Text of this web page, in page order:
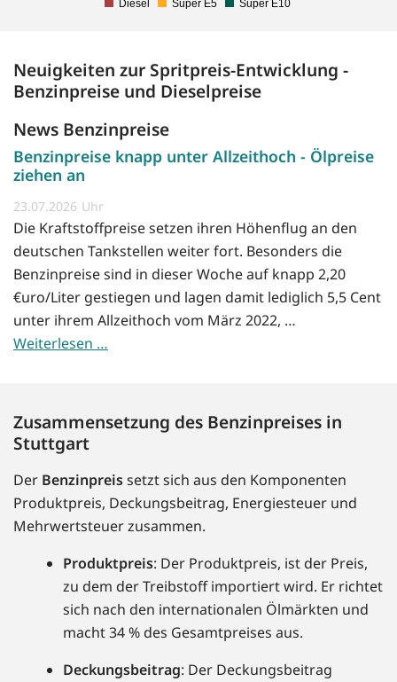
Diesel Super E5 Super E10
Neuigkeiten zur Spritpreis-Entwicklung -
Benzinpreise und Dieselpreise
News Benzinpreise
Benzinpreise knapp unter Allzeithoch - Ölpreise
ziehen an
23.07.2026
Die Kraftstoffpreise setzen ihren Höhenflug an den
deutschen Tankstellen weiter fort. Besonders die
Benzinpreise sind in dieser Woche auf knapp 2,20
€uro/Liter gestiegen und lagen damit lediglich 5,5 Cent
unter ihrem Allzeithoch vom März 2022, …
Weiterlesen …
Zusammensetzung des Benzinpreises in
Stuttgart
Der Benzinpreissetzt sich aus den Komponenten
Produktpreis, Deckungsbeitrag, Energiesteuer und
Mehrwertsteuer zusammen.
Produktpreis: Der Produktpreis, ist der Preis,
zu dem der Treibstoff importiert wird. Er richtet
sich nach den internationalen Ölmärkten und
macht 34 % des Gesamtpreises aus.
Deckungsbeitrag: Der Deckungsbeitrag